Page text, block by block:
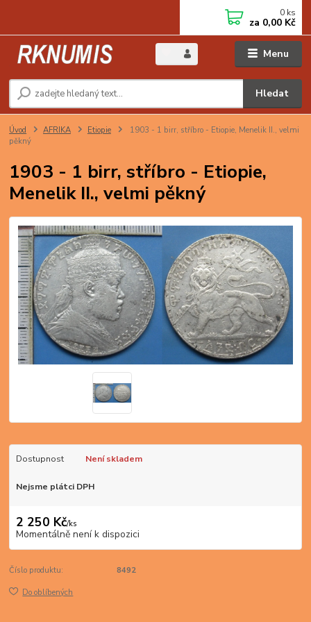
Menu
Hledat
0 ks
za 0,00 Kč
Úvod AFRIKA Etiopie
1903 - 1 birr, stříbro - Etiopie, Menelik II., velmi
pěkný
1903 - 1 birr, stříbro - Etiopie,
Menelik II., velmi pěkný
Dostupnost Není skladem
Nejsme plátci DPH
2 250 Kč/ks
Momentálně není k dispozici
Číslo produktu: 8492
Do oblíbených